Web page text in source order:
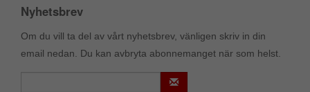
Nyhetsbrev
Om du vill ta del av vårt nyhetsbrev, vänligen skriv in din
email nedan. Du kan avbryta abonnemanget när som helst.